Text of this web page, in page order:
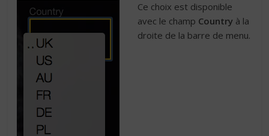
Ce choix est disponible
avec le champ Country à la
droite de la barre de menu.